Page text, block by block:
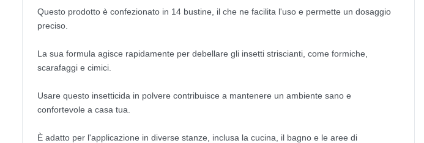
Questo prodotto è confezionato in 14 bustine, il che ne facilita l'uso e permette un dosaggio
preciso.
La sua formula agisce rapidamente per debellare gli insetti striscianti, come formiche,
scarafaggi e cimici.
Usare questo insetticida in polvere contribuisce a mantenere un ambiente sano e
confortevole a casa tua.
È adatto per l'applicazione in diverse stanze, inclusa la cucina, il bagno e le aree di